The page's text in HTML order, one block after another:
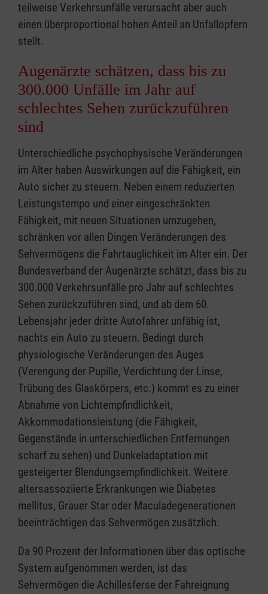
teilweise Verkehrsunfälle verursacht aber auch
einen überproportional hohen Anteil an Unfallopfern
stellt.
Augenärzte schätzen, dass bis zu
300.000 Unfälle im Jahr auf
schlechtes Sehen zurückzuführen
sind
Unterschiedliche psychophysische Veränderungen
im Alter haben Auswirkungen auf die Fähigkeit, ein
Auto sicher zu steuern. Neben einem reduzierten
Leistungstempo und einer eingeschränkten
Fähigkeit, mit neuen Situationen umzugehen,
schränken vor allen Dingen Veränderungen des
Sehvermögens die Fahrtauglichkeit im Alter ein. Der
Bundesverband der Augenärzte schätzt, dass bis zu
300.000 Verkehrsunfälle pro Jahr auf schlechtes
Sehen zurückzuführen sind, und ab dem 60.
Lebensjahr jeder dritte Autofahrer unfähig ist,
nachts ein Auto zu steuern. Bedingt durch
physiologische Veränderungen des Auges
(Verengung der Pupille, Verdichtung der Linse,
Trübung des Glaskörpers, etc.) kommt es zu einer
Abnahme von Lichtempfindlichkeit,
Akkommodationsleistung (die Fähigkeit,
Gegenstände in unterschiedlichen Entfernungen
scharf zu sehen) und Dunkeladaptation mit
gesteigerter Blendungsempfindlichkeit. Weitere
altersassoziierte Erkrankungen wie Diabetes
mellitus, Grauer Star oder Maculadegenerationen
beeinträchtigen das Sehvermögen zusätzlich.
Da 90 Prozent der Informationen über das optische
System aufgenommen werden, ist das
Sehvermögen die Achillesferse der Fahreignung